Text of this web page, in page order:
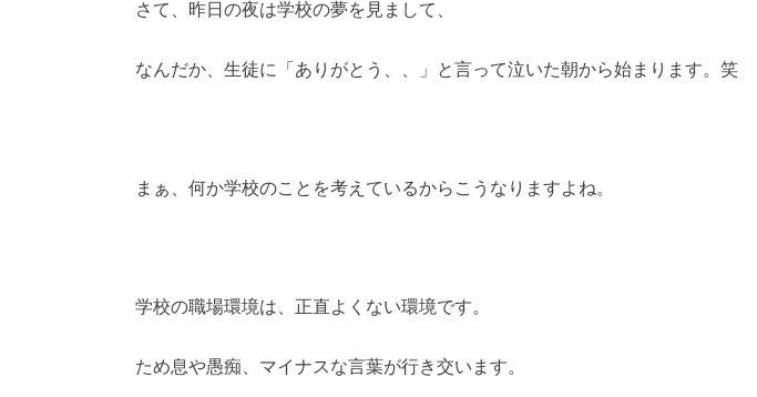
さて、昨日の夜は学校の夢を見まして、
なんだか、生徒に「ありがとう、、」と言って泣いた朝から始まります。笑
まぁ、何か学校のことを考えているからこうなりますよね。
学校の職場環境は、正直よくない環境です。
ため息や愚痴、マイナスな言葉が行き交います。